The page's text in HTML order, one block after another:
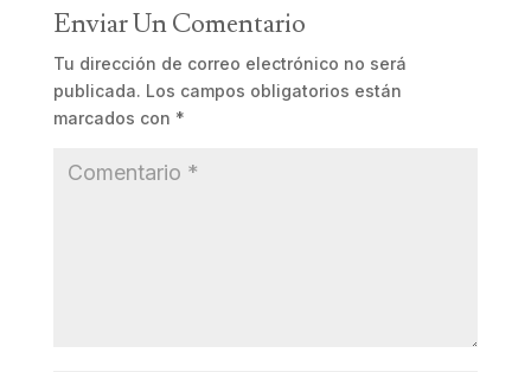
Enviar Un Comentario
Tu dirección de correo electrónico no será
publicada. Los campos obligatorios están
marcados con *